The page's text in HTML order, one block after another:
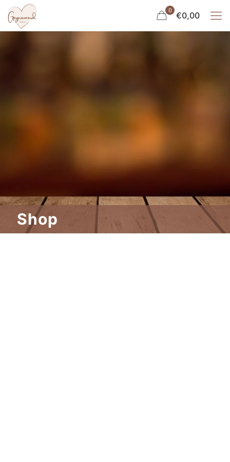
0 €0,00
Shop